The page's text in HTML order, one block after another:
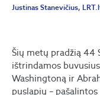
Justinas Stanevičius,
Šių metų pradžią 44
ištrindamos
Washingtoną ir
puslapių –